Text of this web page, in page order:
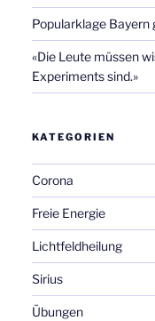
Popularklage Bayern
«Die Leute müssen
Experiments sind.»
KATEGORIEN
Corona
Freie Energie
Lichtfeldheilung
Sirius
Übungen